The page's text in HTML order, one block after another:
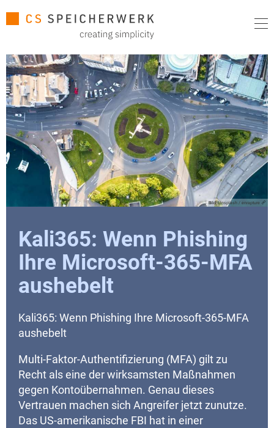
Bild:Unsplash / enrapture
Kali365: Wenn Phishing
Ihre Microsoft-365-MFA
aushebelt
Kali365: Wenn Phishing Ihre Microsoft-365-MFA
aushebelt
Multi-Faktor-Authentifizierung (MFA) gilt zu
Recht als eine der wirksamsten Maßnahmen
gegen Kontoübernahmen. Genau dieses
Vertrauen machen sich Angreifer jetzt zunutze.
Das US-amerikanische FBI hat in einer